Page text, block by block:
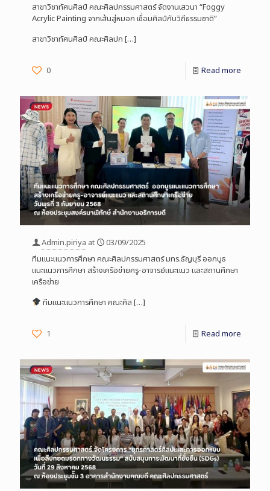
สาขาวิชาทัศนศิลป์ คณะศิลปกรรมศาสตร์ จัดงานเสวนา “Foggy
Acrylic Painting จากเส้นสู่หมอก เชื่อมศิลป์กับวิถีธรรมชาติ”
สาขาวิชาทัศนศิลป์ คณะศิลปก […]
0 Read more
Admin.piriya at
03/09/2025
ทีมแนะแนวการศึกษา คณะศิลปกรรมศาสตร์ มทร.ธัญบุรี ออกบูธ
แนะแนวการศึกษา สร้างเครือข่ายครู-อาจารย์แนะแนว และสถานศึกษา
เครือข่าย
ทีมแนะแนวการศึกษา คณะศิล […]
1 Read more